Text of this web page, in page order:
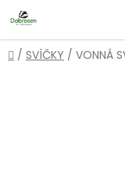
Přejít
na
obsah
Domů
/ SVÍČKY / VONNÁ